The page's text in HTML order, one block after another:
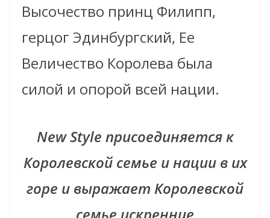
Высочество принц Филипп,
герцог Эдинбургский, Ее
Величество Королева была
силой и опорой всей нации.
New Style присоединяется к
Королевской семье и нации в их
горе и выражает Королевской
семье искренние